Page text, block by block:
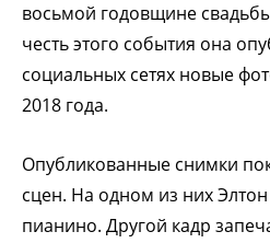
восьмой годовщине
честь этого события она
социальных сетях новые
2018 года.
Опубликованные снимки
сцен. На одном из них
пианино. Другой кадр